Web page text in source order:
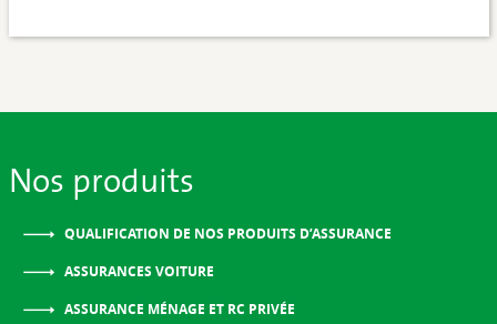
Nos produits
QUALIFICATION DE NOS PRODUITS D’ASSURANCE
ASSURANCES VOITURE
ASSURANCE MÉNAGE ET RC PRIVÉE